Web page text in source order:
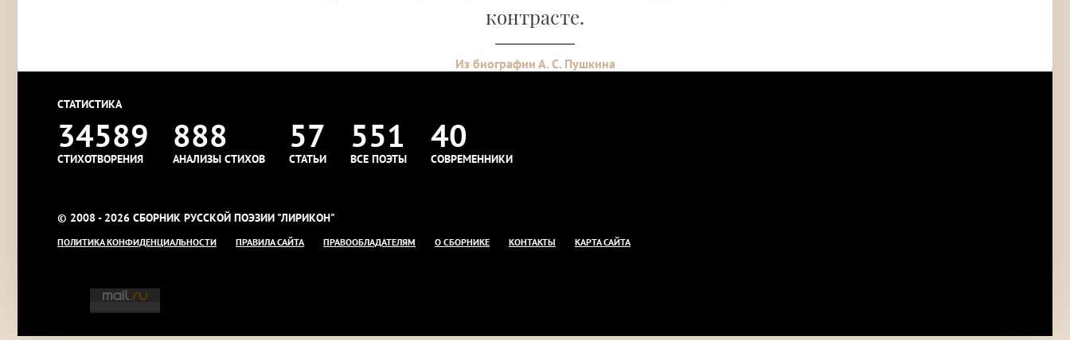
контрасте.
Из биографии А. С. Пушкина
СТАТИСТИКА
34589
СТИХОТВОРЕНИЯ
888
АНАЛИЗЫ СТИХОВ
57
СТАТЬИ
551
ВСЕ ПОЭТЫ
40
СОВРЕМЕННИКИ
© 2008 - 2026 СБОРНИК РУССКОЙ ПОЭЗИИ "ЛИРИКОН"
ПОЛИТИКА КОНФИДЕНЦИАЛЬНОСТИ ПРАВИЛА САЙТА ПРАВООБЛАДАТЕЛЯМ О СБОРНИКЕ КОНТАКТЫ КАРТА САЙТА